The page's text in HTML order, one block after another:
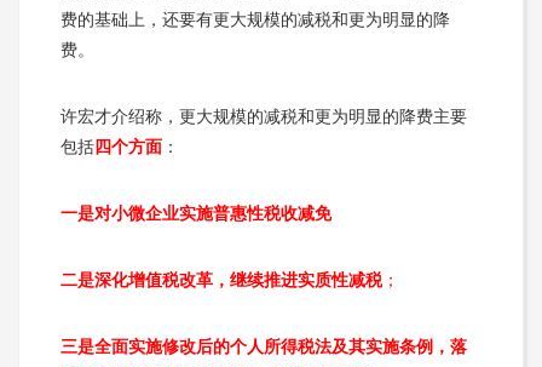
费的基础上，还要有更大规模的减税和更为明显的降
费。
许宏才介绍称，更大规模的减税和更为明显的降费主要
包括 四个方面 ：
一是对小微企业实施普惠性税收减免
二是深化增值税改革，继续推进实质性减税 ；
三是全面实施修改后的个人所得税法及其实施条例，落